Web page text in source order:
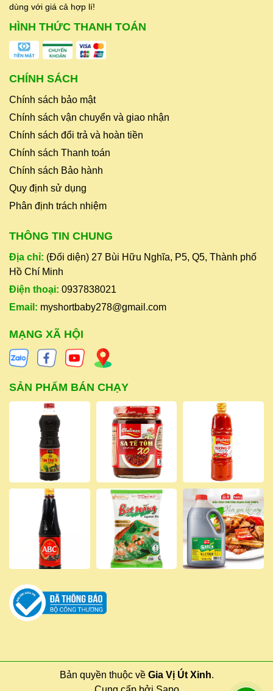
dùng với giá cả hợp lí!
HÌNH THỨC THANH TOÁN
CHÍNH SÁCH
Chính sách bảo mật
Chính sách vận chuyển và giao nhận
Chính sách đổi trả và hoàn tiền
Chính sách Thanh toán
Chính sách Bảo hành
Quy định sử dụng
Phân định trách nhiệm
THÔNG TIN CHUNG
Địa chỉ: (Đối diện) 27 Bùi Hữu Nghĩa, P5, Q5, Thành phố
Hồ Chí Minh
Điện thoại: 0937838021
Email: myshortbaby278@gmail.com
MẠNG XÃ HỘI
SẢN PHẨM BÁN CHẠY
Bản quyền thuộc về Gia Vị Út Xinh.